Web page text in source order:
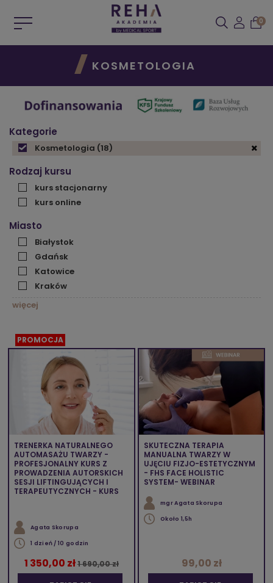
0
KOSMETOLOGIA
Kategorie
Kosmetologia (18)
Miasto
Białystok
Gdańsk
Katowice
Kraków
więcej
Rodzaj kursu
kurs stacjonarny
kurs online
TRENERKA NATURALNEGO
AUTOMASAŻU TWARZY -
PROFESJONALNY KURS Z
PROWADZENIA AUTORSKICH
SESJI LIFTINGUJĄCYCH I
TERAPEUTYCZNYCH - KURS
Agata Skorupa
1 dzień / 10 godzin
1 350,00 zł1 690,00 zł
PROMOCJA
SKUTECZNA TERAPIA
MANUALNA TWARZY W
UJĘCIU FIZJO-ESTETYCZNYM
- FHS FACE HOLISTIC
SYSTEM- WEBINAR
mgr Agata Skorupa
Około 1,5h
99,00 zł